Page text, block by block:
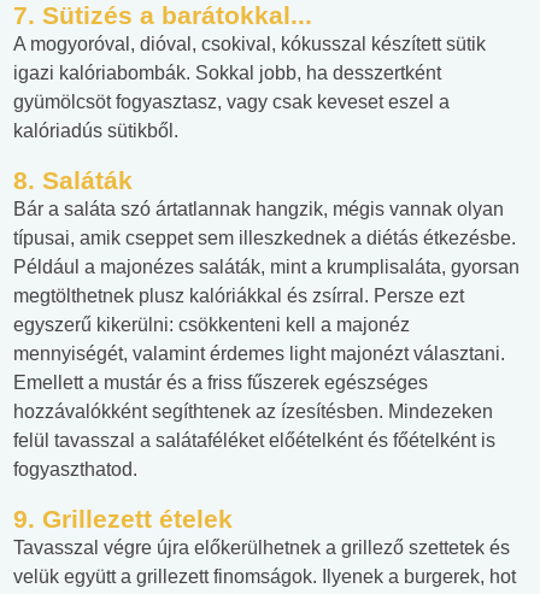
7. Sütizés a barátokkal...
A mogyoróval, dióval, csokival, kókusszal készített sütik
igazi kalóriabombák. Sokkal jobb, ha desszertként
gyümölcsöt fogyasztasz, vagy csak keveset eszel a
kalóriadús sütikből.
8. Saláták
Bár a saláta szó ártatlannak hangzik, mégis vannak olyan
típusai, amik cseppet sem illeszkednek a diétás étkezésbe.
Például a majonézes saláták, mint a krumplisaláta, gyorsan
megtölthetnek plusz kalóriákkal és zsírral. Persze ezt
egyszerű kikerülni: csökkenteni kell a majonéz
mennyiségét, valamint érdemes light majonézt választani.
Emellett a mustár és a friss fűszerek egészséges
hozzávalókként segíthtenek az ízesítésben. Mindezeken
felül tavasszal a salátaféléket előételként és főételként is
fogyaszthatod.
9. Grillezett ételek
Tavasszal végre újra előkerülhetnek a grillező szettetek és
velük együtt a grillezett finomságok. Ilyenek a burgerek, hot